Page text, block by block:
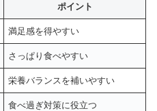
ポイント
満足感を得やすい
さっぱり食べやすい
栄養バランスを補いやすい
食べ過ぎ対策に役立つ